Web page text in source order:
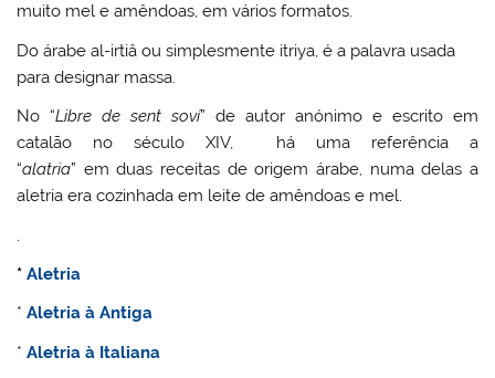
muito mel e amêndoas, em vários formatos.
Do árabe al-irtiâ ou simplesmente itriya, é a palavra usada
para designar massa.
No “Libre de sent soví” de autor anónimo e escrito em
catalão no século XIV, há uma referência a
“alatria” em duas receitas de origem árabe, numa delas a
aletria era cozinhada em leite de amêndoas e mel.
*Aletria
*Aletria à Antiga
*Aletria à Italiana